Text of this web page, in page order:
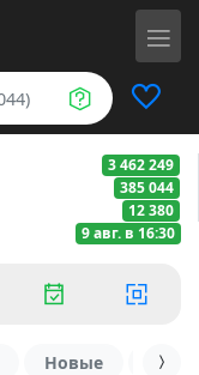
3 462 249
385 044
12 380
9 авг. в 16:30
Новые С